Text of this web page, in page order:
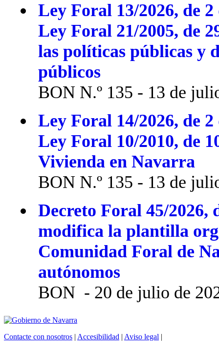
Ley Foral 13/2026, de
Ley Foral 21/2005, de
las políticas públicas y
públicos
BON N.º 135 - 13 de
Ley Foral 14/2026, de
Ley Foral 10/2010, de
Vivienda en Navarra
BON N.º 135 - 13 de
Decreto Foral 45/2026,
modifica la plantilla
Comunidad Foral de
autónomos
BON - 20 de julio de
Contacte con nosotros | Accesibilidad | Aviso legal |